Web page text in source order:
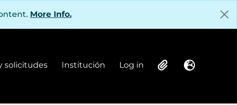
More Info.
solicitudes Institución
Institución
Log in
Log in ClipboardLanguage